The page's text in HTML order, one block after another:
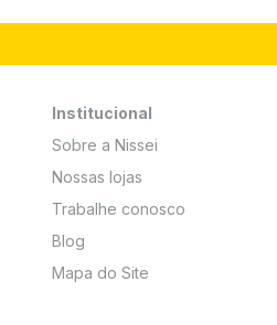
Institucional
Sobre a Nissei
Nossas lojas
Trabalhe conosco
Blog
Mapa do Site